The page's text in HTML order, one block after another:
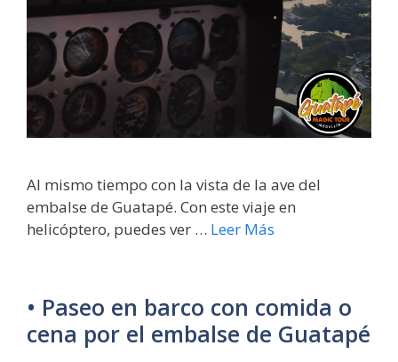
Al mismo tiempo con la vista de la ave del
embalse de Guatapé. Con este viaje en
helicóptero, puedes ver … Leer Más
• Paseo en barco con comida o
cena por el embalse de Guatapé